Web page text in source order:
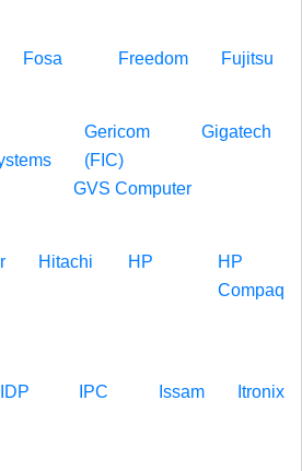
Fosa Freedom Fujitsu
Gericom
(FIC)
Gigatech
GVS Computer
Hitachi HP
HP
Compaq
IDP IPC Issam Itronix